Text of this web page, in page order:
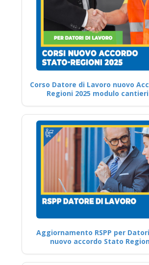
Corso Datore di Lavoro nuovo
Regioni 2025 modulo
Aggiornamento RSPP per
nuovo accordo Stato